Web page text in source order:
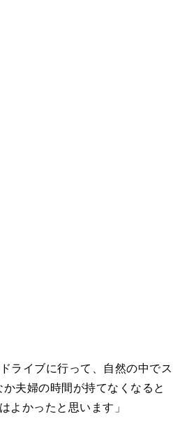
ライブに行って、自然の中でス
夫婦の時間が持てなくなると
よかったと思います」